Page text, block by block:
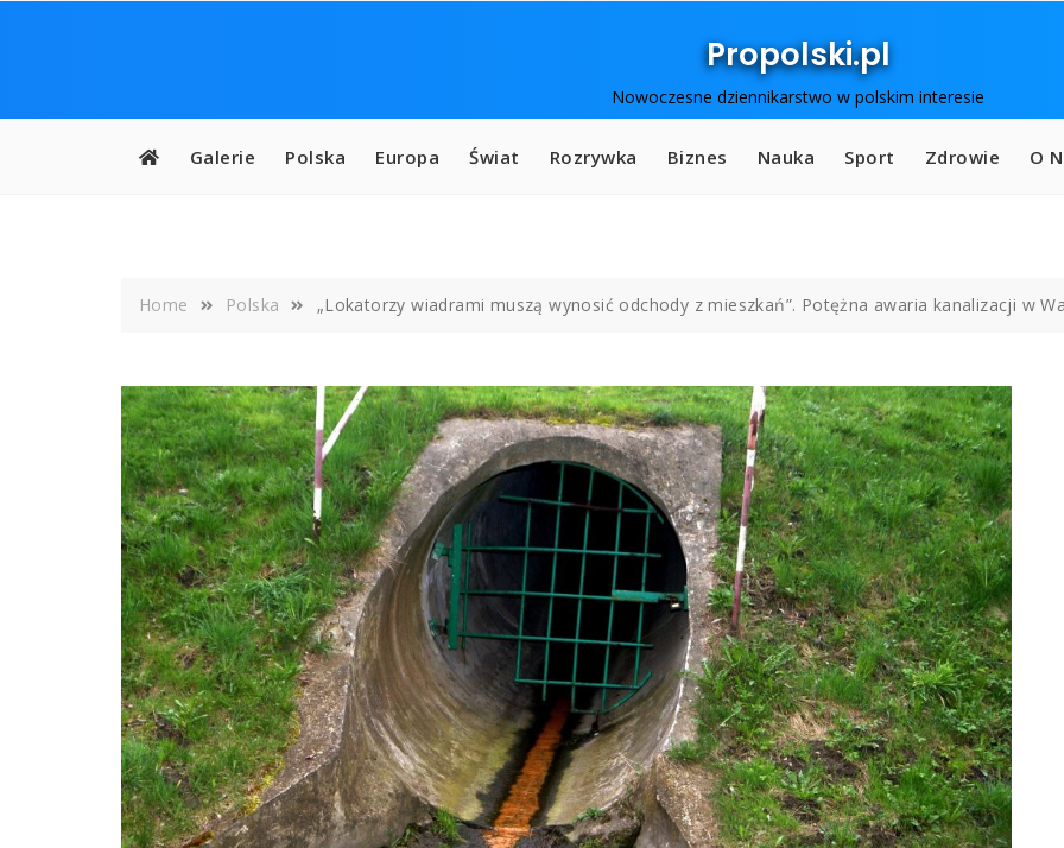
Propolski.pl
Nowoczesne dziennikarstwo w polskim interesie
Galerie Polska Europa Świat Rozrywka Biznes Nauka Sport Zdrowie O
Home Polska „Lokatorzy wiadrami muszą wynosić odchody z mieszkań”. Potężna awaria kanalizacji w